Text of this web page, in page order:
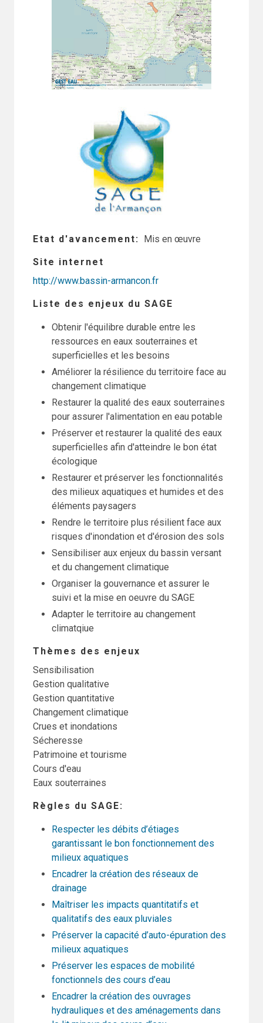
Etat d'avancement Mis en œuvre
Site internet
http://www.bassin-armancon.fr
Liste des enjeux du SAGE
Obtenir l'équilibre durable entre les
ressources en eaux souterraines et
superficielles et les besoins
Améliorer la résilience du territoire face au
changement climatique
Restaurer la qualité des eaux souterraines
pour assurer l'alimentation en eau potable
Préserver et restaurer la qualité des eaux
superficielles afin d'atteindre le bon état
écologique
Restaurer et préserver les fonctionnalités
des milieux aquatiques et humides et des
éléments paysagers
Rendre le territoire plus résilient face aux
risques d'inondation et d'érosion des sols
Sensibiliser aux enjeux du bassin versant
et du changement climatique
Organiser la gouvernance et assurer le
suivi et la mise en oeuvre du SAGE
Adapter le territoire au changement
climatqiue
Thèmes des enjeux
Sensibilisation
Gestion qualitative
Gestion quantitative
Changement climatique
Crues et inondations
Sécheresse
Patrimoine et tourisme
Cours d'eau
Eaux souterraines
Règles du SAGE
Respecter les débits d’étiages
garantissant le bon fonctionnement des
milieux aquatiques
Encadrer la création des réseaux de
drainage
Maîtriser les impacts quantitatifs et
qualitatifs des eaux pluviales
Préserver la capacité d’auto-épuration des
milieux aquatiques
Préserver les espaces de mobilité
fonctionnels des cours d’eau
Encadrer la création des ouvrages
hydrauliques et des aménagements dans